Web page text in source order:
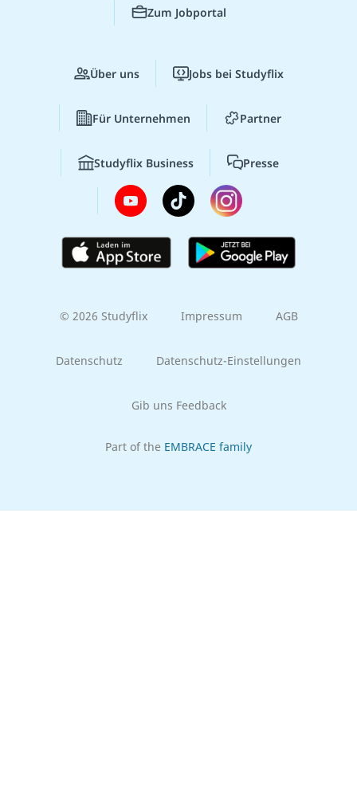
Zum Jobportal
Über uns Jobs bei Studyflix
Für Unternehmen Partner
Studyflix Business Presse
© 2026 Studyflix Impressum AGB
Datenschutz Datenschutz-Einstellungen
Gib uns Feedback
Part of the EMBRACE family